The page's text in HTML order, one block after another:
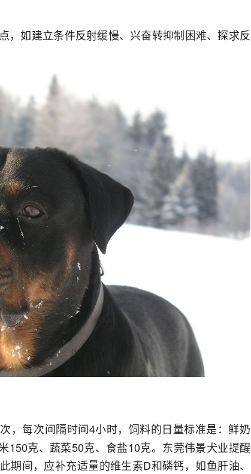
，如建立条件反射缓慢、兴奋转抑制困难、探求反
，每次间隔时间4小时，饲料的日量标准是：鲜奶
150克、蔬菜50克、食盐10克。东莞伟景犬业提醒
期间，应补充适量的维生素D和磷钙，如鱼肝油、